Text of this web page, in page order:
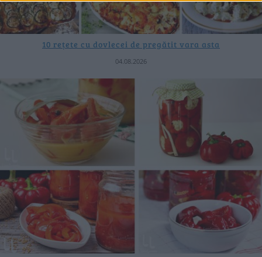
10 rețete cu dovlecei de pregătit vara asta
04.08.2026